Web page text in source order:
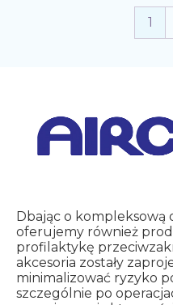
1
Dbając o kompleksową
oferujemy również
profilaktykę
akcesoria zostały
minimalizować ryzyko
szczególnie po